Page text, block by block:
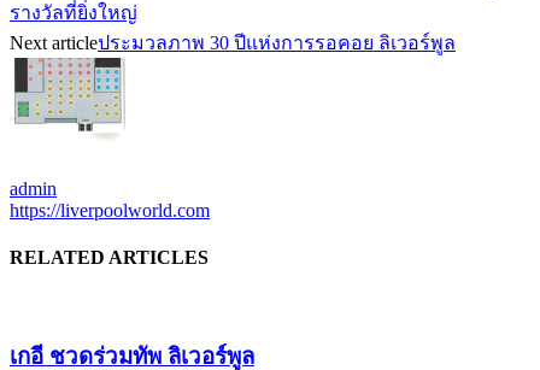
รางวัลที่ยิ่งใหญ่
Next articleประมวลภาพ 30 ปีแห่งการรอคอย ลิเวอร์พูล
admin
https://liverpoolworld.com
RELATED ARTICLES
เกอี ชวดร่วมทัพ ลิเวอร์พูล